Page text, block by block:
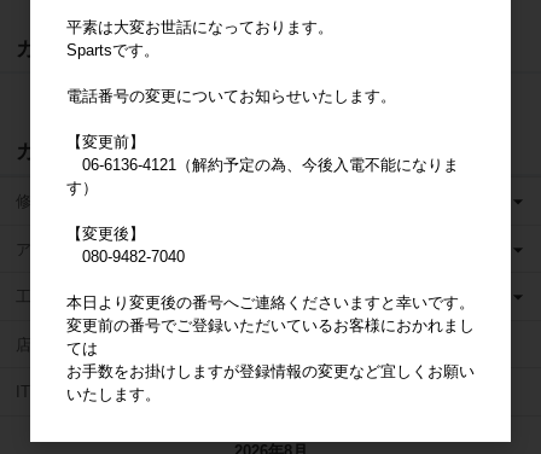
カート
カートは空です
カテゴリ
修理用パーツ販売
アクセサリ
工具
店舗運営ツール・その他
IT整備士協会
平素は大変お世話になっております。
Spartsです。
電話番号の変更についてお知らせいたします。
【変更前】
06-6136-4121（解約予定の為、今後入電不能になりま
す）
【変更後】
080-9482-7040
本日より変更後の番号へご連絡くださいますと幸いです。
変更前の番号でご登録いただいているお客様におかれまし
ては
お手数をお掛けしますが登録情報の変更など宜しくお願い
いたします。